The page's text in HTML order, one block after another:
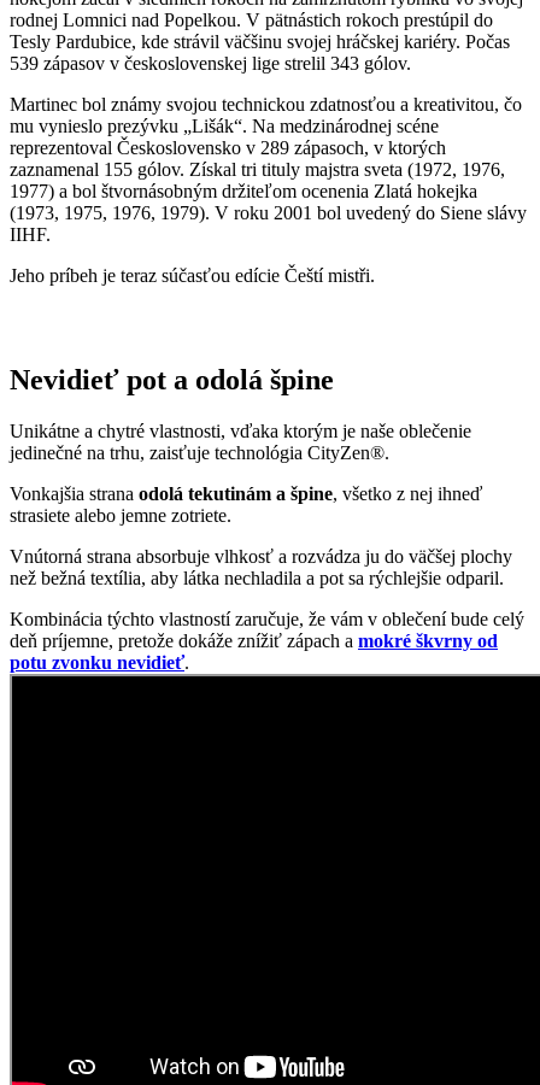
1977) a bol štvornásobným držiteľom ocenenia Zlatá hokejka
(1973, 1975, 1976, 1979). V roku 2001 bol uvedený do Siene slávy
IIHF.
Jeho príbeh je teraz súčasťou edície Čeští mistři.
Nevidieť pot a odolá špine
jedinečné na trhu, zaisťuje technológia CityZen®.
Vnútorná strana absorbuje vlhkosť a rozvádza ju do väčšej plochy
než bežná textília, aby látka nechladila a pot sa rýchlejšie odparil.
Kombinácia týchto vlastností zaručuje, že vám v oblečení bude celý
deň príjemne, pretože dokáže znížiť zápach a mokré škvrny od
potu zvonku nevidieť
Oblečte si prémiovú bavlnu